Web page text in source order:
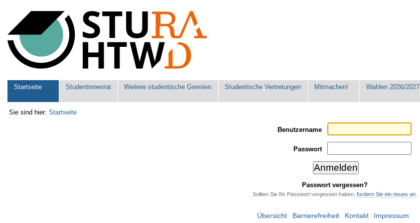
Werkzeuge
Sektionen
Startseite Studentinnenrat Weitere studentische Gremien Studentische Vertretungen Mitmachen! Wahlen 2026/2027
Sie sind hier: Startseite
Benutzername
Passwort
Passwort vergessen?
Sollten Sie Ihr Passwort vergessen haben, fordern Sie ein neues an.
Übersicht Barrierefreiheit Kontakt Impressum